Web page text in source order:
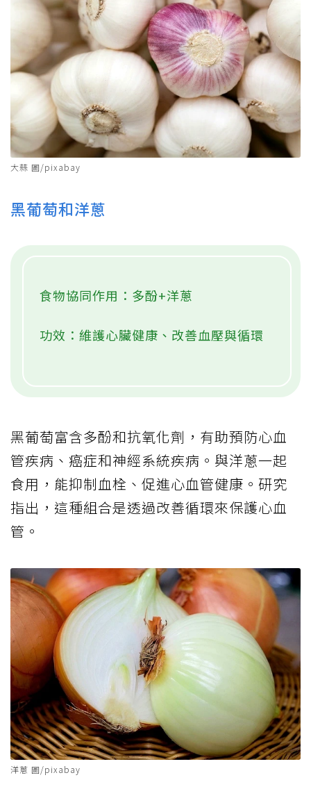
大蒜 圖/pixabay
黑葡萄和洋蔥
食物協同作用：多酚+洋蔥
功效：維護心臟健康、改善血壓與循環
黑葡萄富含多酚和抗氧化劑，有助預防心血
管疾病、癌症和神經系統疾病。與洋蔥一起
食用，能抑制血栓、促進心血管健康。研究
指出，這種組合是透過改善循環來保護心血
管。
洋蔥 圖/pixabay